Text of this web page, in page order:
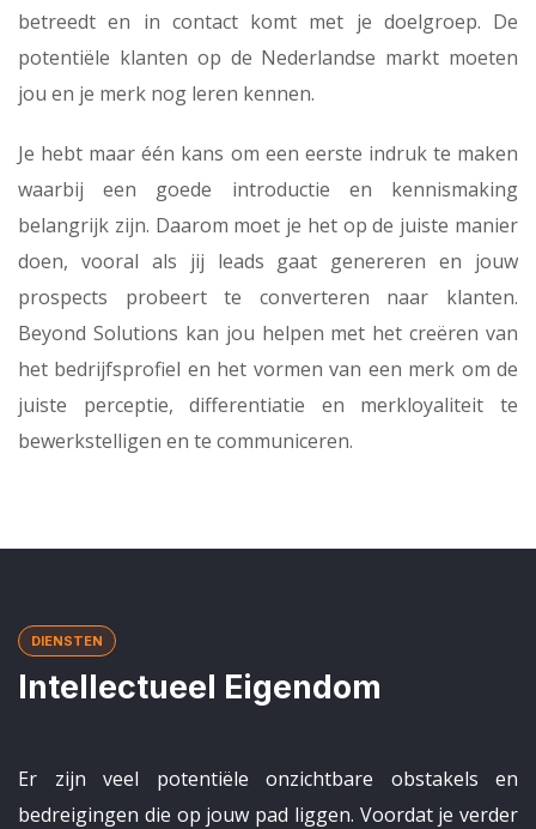
betreedt en in contact komt met je doelgroep. De
potentiële klanten op de Nederlandse markt moeten
jou en je merk nog leren kennen.
Je hebt maar één kans om een eerste indruk te maken
waarbij een goede introductie en kennismaking
belangrijk zijn. Daarom moet je het op de juiste manier
doen, vooral als jij leads gaat genereren en jouw
prospects probeert te converteren naar klanten.
Beyond Solutions kan jou helpen met het creëren van
het bedrijfsprofiel en het vormen van een merk om de
juiste perceptie, differentiatie en merkloyaliteit te
bewerkstelligen en te communiceren.
DIENSTEN
Intellectueel Eigendom
Er zijn veel potentiële onzichtbare obstakels en
bedreigingen die op jouw pad liggen. Voordat je verder